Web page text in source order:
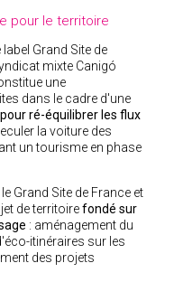
pour le territoire
Grand Site de
mixte Canigó
une
dans le cadre d'une
ré-équilibrer les flux
la voiture des
un tourisme en phase
Grand Site de France et
de territoirefondé sur
: aménagement du
itinéraires sur les
des projets